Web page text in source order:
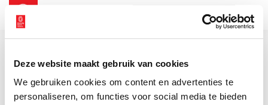
Deze website maakt gebruik van cookies
We gebruiken cookies om content en advertenties te
personaliseren, om functies voor social media te bieden